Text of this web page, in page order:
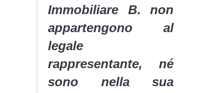
Immobiliare B. non
appartengono al
legale
rappresentante, né
sono nella sua